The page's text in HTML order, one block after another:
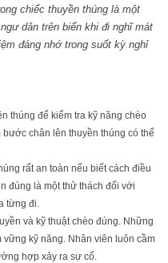
chiếc thuyền thúng là một
dân trên biển khi đi nghĩ mát
đáng nhớ trong suốt kỳ nghỉ
thúng để kiểm tra kỹ năng chèo
chân lên thuyền thúng có thể
rất an toàn nếu biết cách điều
đúng là một thử thách đối với
từng đi.
và kỹ thuật chèo đúng. Những
kỹ năng. Nhân viên luôn cầm
hợp xảy ra sự cố.